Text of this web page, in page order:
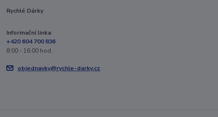
Rychlé Dárky
Informační linka
+420 604 700 836
8:00 - 16:00 hod.
objednavky@rychle-darky.cz